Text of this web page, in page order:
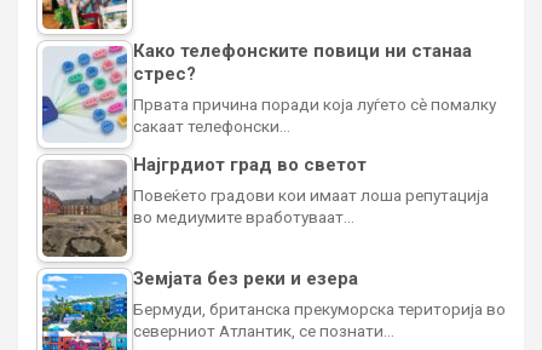
Како телефонските повици ни станаа
стрес?
Првата причина поради која луѓето сè помалку
сакаат телефонски…
Најгрдиот град во светот
Повеќето градови кои имаат лоша репутација
во медиумите вработуваат…
Земјата без реки и езера
Бермуди, британска прекуморска територија во
северниот Атлантик, се познати…